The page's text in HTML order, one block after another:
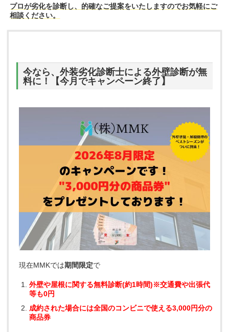
プロが劣化を診断し、的確なご提案をいたしますのでお気軽にご
相談ください。
今なら、外装劣化診断士による外壁診断が無
料に！【今月でキャンペーン終了】
現在MMKでは期間限定で
外壁や屋根に関する無料診断(約1時間)※交通費や出張代
等も0円
成約された場合には全国のコンビニで使える3,000円分の
商品券